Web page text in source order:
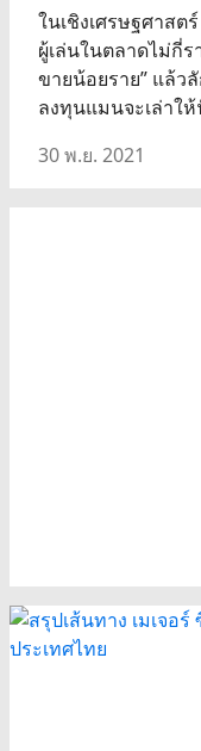
ในเชิงเศรษฐศาส
ผู้เล่นในตลาดไม่กี่ร
ขายน้อยราย” แล้ว
ลงทุนแมนจะเล่าให้
30 พ.ย. 2021